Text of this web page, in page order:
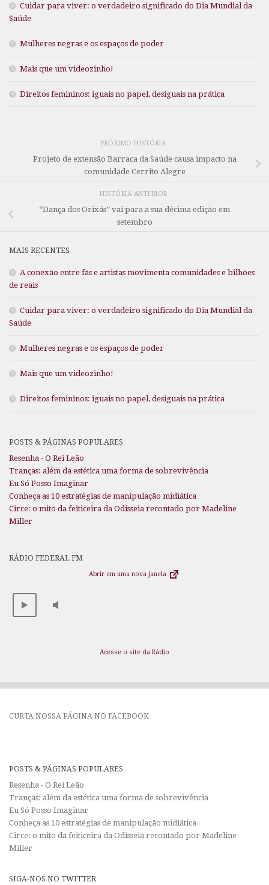
Cuidar para viver: o verdadeiro significado do Dia Mundial da
Saúde
Mulheres negras e os espaços de poder
Mais que um videozinho!
Direitos femininos: iguais no papel, desiguais na prática
PRÓXIMO HISTÓRIA
Projeto de extensão Barraca da Saúde causa impacto na
comunidade Cerrito Alegre
HISTÓRIA ANTERIOR
“Dança dos Orixás” vai para a sua décima edição em
setembro
MAIS RECENTES
A conexão entre fãs e artistas movimenta comunidades e bilhões
de reais
Cuidar para viver: o verdadeiro significado do Dia Mundial da
Saúde
Mulheres negras e os espaços de poder
Mais que um videozinho!
Direitos femininos: iguais no papel, desiguais na prática
POSTS & PÁGINAS POPULARES
Resenha - O Rei Leão
Tranças: além da estética uma forma de sobrevivência
Eu Só Posso Imaginar
Conheça as 10 estratégias de manipulação midiática
Circe: o mito da feiticeira da Odisseia recontado por Madeline
Miller
RÁDIO FEDERAL FM
Abrir em uma nova janela
Acesse o site da Rádio
CURTA NOSSA PÁGINA NO FACEBOOK
POSTS & PÁGINAS POPULARES
Resenha - O Rei Leão
Tranças: além da estética uma forma de sobrevivência
Eu Só Posso Imaginar
Conheça as 10 estratégias de manipulação midiática
Circe: o mito da feiticeira da Odisseia recontado por Madeline
Miller
SIGA-NOS NO TWITTER